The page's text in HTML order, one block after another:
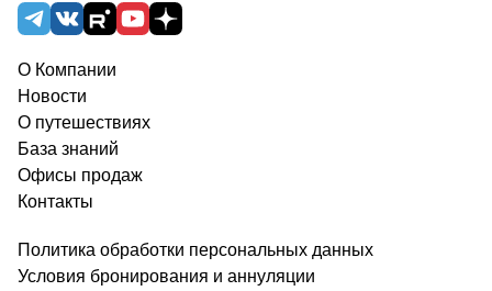
О Компании
Новости
О путешествиях
База знаний
Офисы продаж
Контакты
Политика обработки персональных данных
Условия бронирования и аннуляции